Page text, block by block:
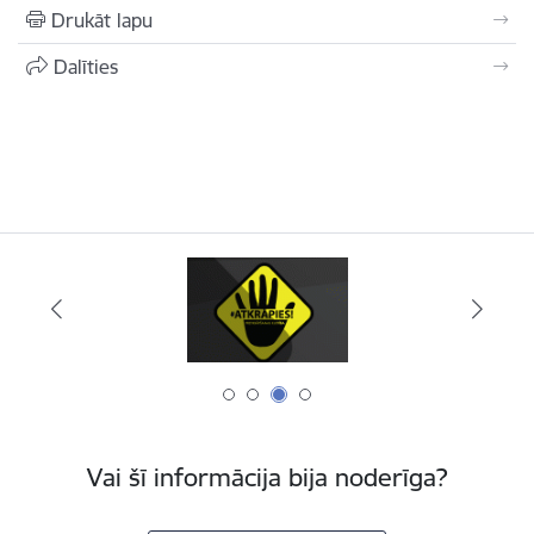
Drukāt lapu
Dalīties
Vai šī informācija bija noderīga?